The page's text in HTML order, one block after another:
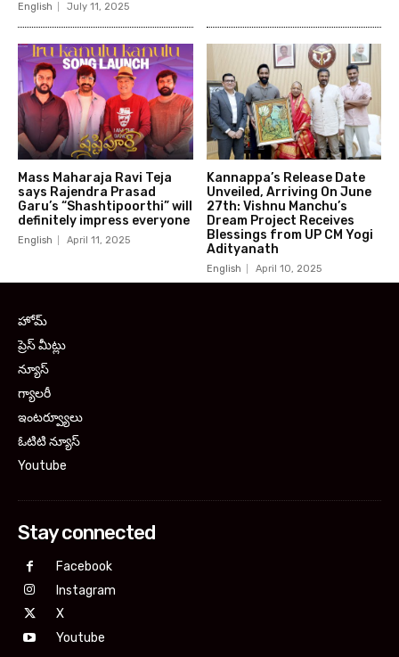
English July 11, 2025
Mass Maharaja Ravi Teja
says Rajendra Prasad
Garu’s “Shashtipoorthi” will
definitely impress everyone
English April 11, 2025
Kannappa’s Release Date
Unveiled, Arriving On June
27th: Vishnu Manchu’s
Dream Project Receives
Blessings from UP CM Yogi
Adityanath
English April 10, 2025
హోమ్
ప్రెస్ మీట్లు
న్యూస్
గ్యాలరీ
ఇంటర్వ్యూలు
ఓటిటి న్యూస్
Youtube
Stay connected
Facebook
Instagram
X
Youtube